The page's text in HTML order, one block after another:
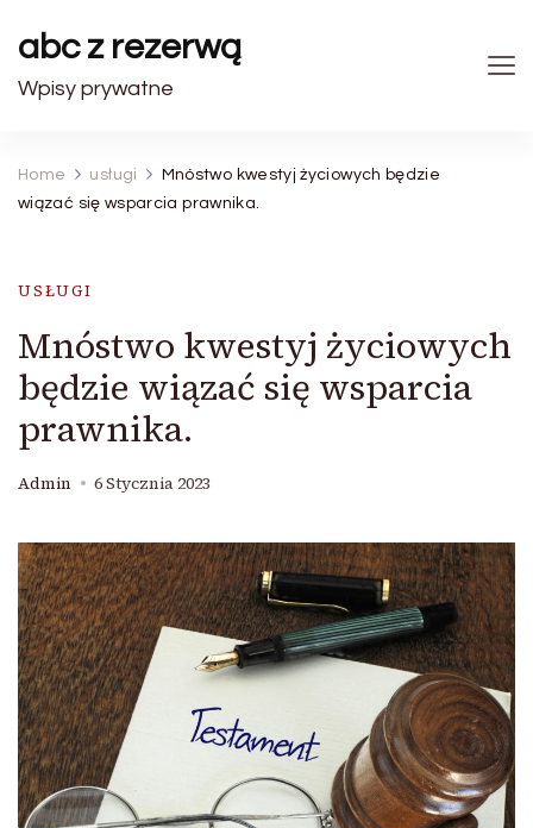
abc z rezerwą
Wpisy prywatne
Home usługi
Mnóstwo kwestyj życiowych będzie
wiązać się wsparcia prawnika.
USŁUGI
Mnóstwo kwestyj życiowych
będzie wiązać się wsparcia
prawnika.
Admin 6 Stycznia 2023